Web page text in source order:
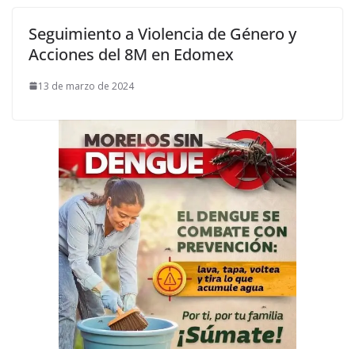
Seguimiento a Violencia de Género y
Acciones del 8M en Edomex
13 de marzo de 2024